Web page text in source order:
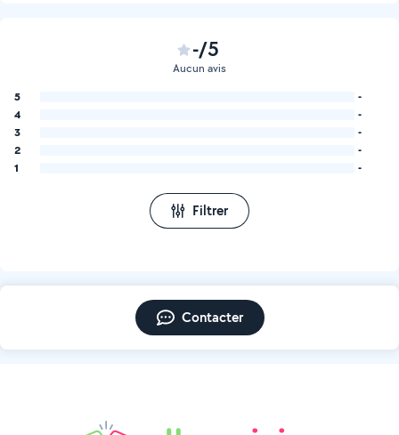
-/5
Aucun avis
5
-
4
-
3
-
2
-
1
-
Filtrer
Contacter